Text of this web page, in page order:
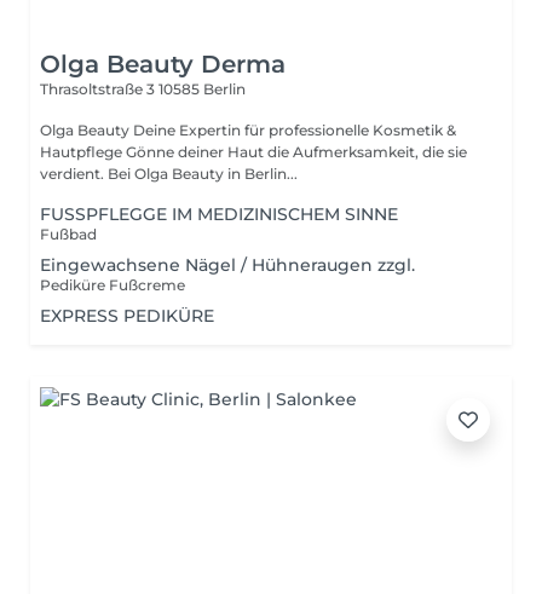
Olga Beauty Derma
Thrasoltstraße 3 10585 Berlin
Olga Beauty Deine Expertin für professionelle Kosmetik &
Hautpflege Gönne deiner Haut die Aufmerksamkeit, die sie
verdient. Bei Olga Beauty in Berlin...
FUSSPFLEGGE IM MEDIZINISCHEM SINNE
Fußbad
Eingewachsene Nägel / Hühneraugen zzgl.
Pediküre Fußcreme
EXPRESS PEDIKÜRE